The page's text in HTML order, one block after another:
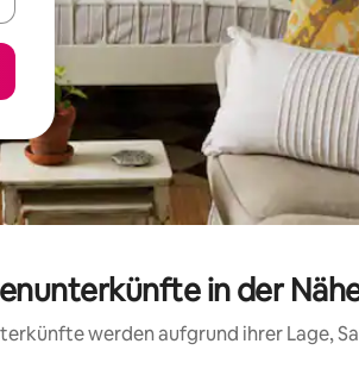
in der
werden aufgrund ihrer Lage,